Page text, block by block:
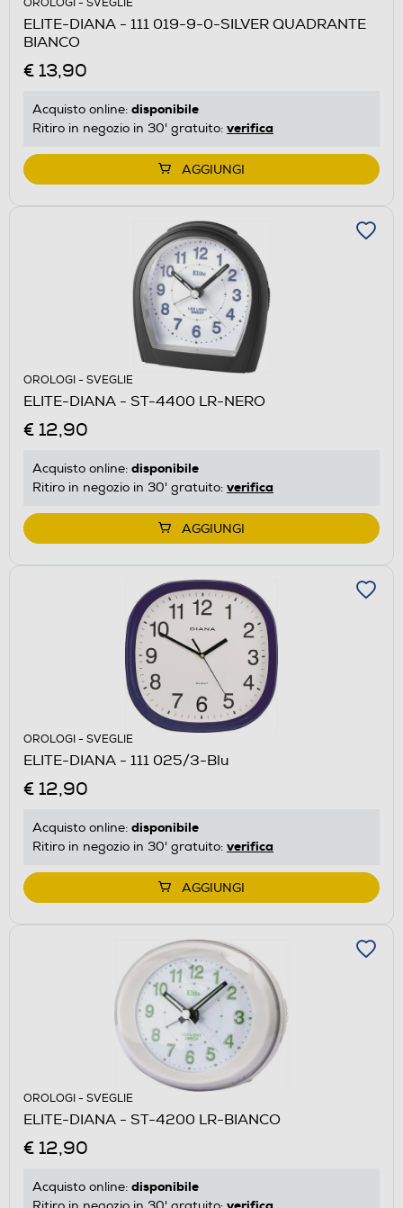
OROLOGI - SVEGLIE
ELITE-DIANA - 111 019-9-0-SILVER QUADRANTE
BIANCO
€ 13,90
Acquisto online: disponibile
Ritiro in negozio in 30' gratuito: verifica
AGGIUNGI
OROLOGI - SVEGLIE
ELITE-DIANA - ST-4400 LR-NERO
€ 12,90
Acquisto online: disponibile
Ritiro in negozio in 30' gratuito: verifica
AGGIUNGI
OROLOGI - SVEGLIE
ELITE-DIANA - 111 025/3-Blu
€ 12,90
Acquisto online: disponibile
Ritiro in negozio in 30' gratuito: verifica
AGGIUNGI
OROLOGI - SVEGLIE
ELITE-DIANA - ST-4200 LR-BIANCO
€ 12,90
Acquisto online: disponibile